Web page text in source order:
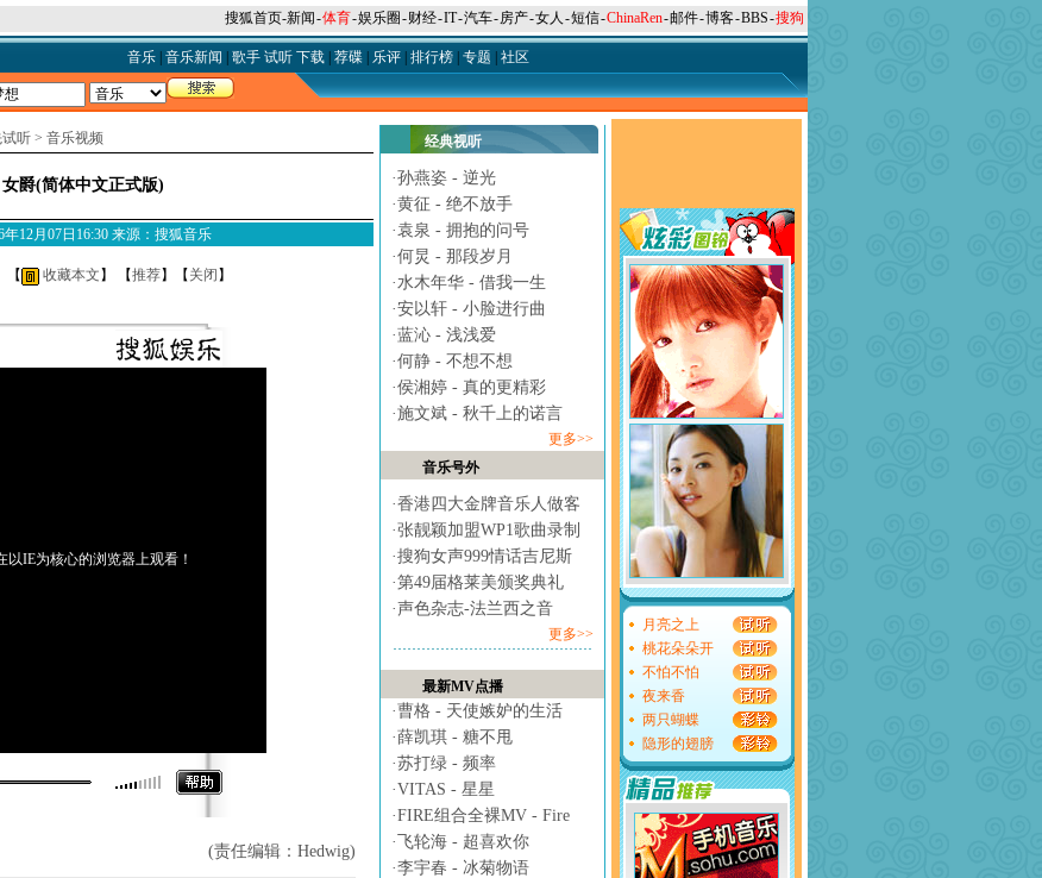
搜狐首页-新闻-体育-娱乐圈 -财经-IT-汽车-房产-女人 -短信-ChinaRen-邮件-博客-BBS-搜狗
音乐| 音乐新闻 歌手 试听 下载| 荐碟| 乐评| 排行榜| 专题 社区
听 > 音乐视频
爵(简体中文正式版)
12月07日16:30 来源：搜狐音乐
【 收藏本文 】 【推荐】【 关闭 】
IE为核心的浏览器上观看！
(责任编辑：Hedwig)
经典视听
·孙燕姿 - 逆光
·黄征 - 绝不放手
·袁泉 - 拥抱的问号
·何炅 - 那段岁月
·水木年华 - 借我一生
·安以轩 - 小脸进行曲
·蓝沁 - 浅浅爱
·何静 - 不想不想
·侯湘婷 - 真的更精彩
·施文斌 - 秋千上的诺言
更多>>
音乐号外
·香港四大金牌音乐人做客
·张靓颖加盟WP1歌曲录制
·搜狗女声999情话吉尼斯
·第49届格莱美颁奖典礼
·声色杂志-法兰西之音
更多>>
最新MV点播
·曹格 - 天使嫉妒的生活
·薛凯琪 - 糖不甩
·苏打绿 - 频率
·VITAS - 星星
·FIRE组合全裸MV - Fire
· 飞轮海 - 超喜欢你
·李宇春 - 冰菊物语
月亮之上
桃花朵朵开
不怕不怕
夜来香
两只蝴蝶
隐形的翅膀